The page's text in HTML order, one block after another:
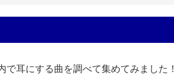
耳にする曲を調べて集めてみました！